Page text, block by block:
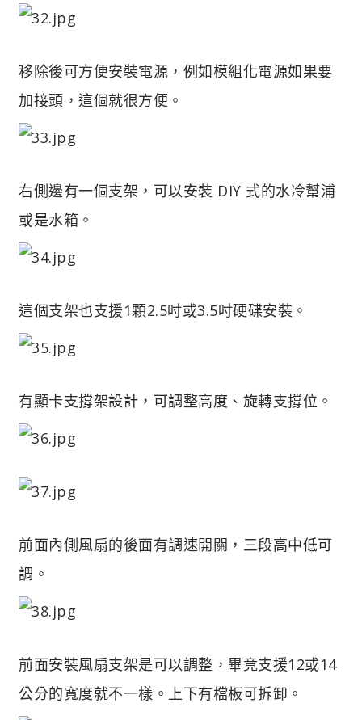
移除後可方便安裝電源，例如模組化電源如果要
加接頭，這個就很方便。
右側邊有一個支架，可以安裝 DIY 式的水冷幫浦
或是水箱。
這個支架也支援1顆2.5吋或3.5吋硬碟安裝。
有顯卡支撐架設計，可調整高度、旋轉支撐位。
前面內側風扇的後面有調速開關，三段高中低可
調。
前面安裝風扇支架是可以調整，畢竟支援12或14
公分的寬度就不一樣。上下有檔板可拆卸。